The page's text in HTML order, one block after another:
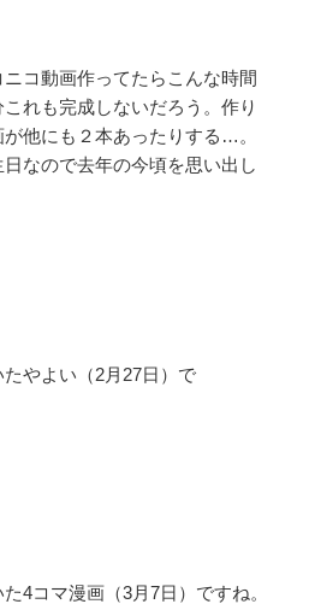
コ動画作ってたらこんな時間
れも完成しないだろう。作り
他にも２本あったりする…。
なので去年の今頃を思い出し
やよい（2月27日）で
4コマ漫画（3月7日）ですね。